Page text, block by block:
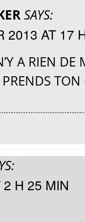
SAYS:
2013 AT 17
A RIEN DE
H 25 MIN